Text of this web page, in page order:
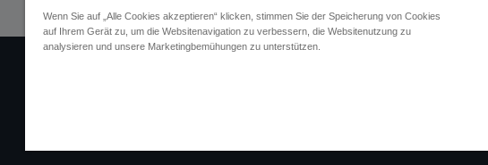
Wenn Sie auf „Alle Cookies akzeptieren“ klicken, stimmen Sie der Speicherung von Cookies
auf Ihrem Gerät zu, um die Websitenavigation zu verbessern, die Websitenutzung zu
analysieren und unsere Marketingbemühungen zu unterstützen.